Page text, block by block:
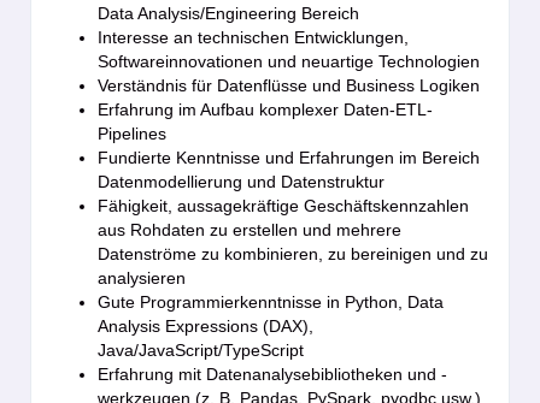
Data Analysis/Engineering Bereich
Interesse an technischen Entwicklungen,
Softwareinnovationen und neuartige Technologien
Verständnis für Datenflüsse und Business Logiken
Erfahrung im Aufbau komplexer Daten-ETL-
Pipelines
Fundierte Kenntnisse und Erfahrungen im Bereich
Datenmodellierung und Datenstruktur
Fähigkeit, aussagekräftige Geschäftskennzahlen
aus Rohdaten zu erstellen und mehrere
Datenströme zu kombinieren, zu bereinigen und zu
analysieren
Gute Programmierkenntnisse in Python, Data
Analysis Expressions (DAX),
Java/JavaScript/TypeScript
Erfahrung mit Datenanalysebibliotheken und -
werkzeugen (z. B. Pandas, PySpark, pyodbc usw.)